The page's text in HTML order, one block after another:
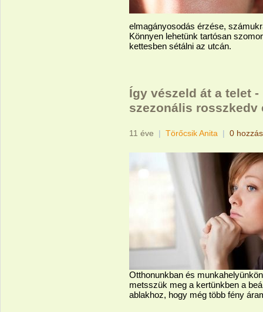
elmagányosodás érzése,
Könnyen lehetünk tartósan
kettesben sétálni az utcán.
Így vészeld át a telet
szezonális rosszkedv
11 éve | Törőcsik Anita | 0
Otthonunkban és
metsszük meg a kertünkben a
ablakhoz, hogy még több fény